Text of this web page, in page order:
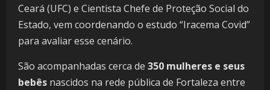
Ceará (UFC) e Cientista Chefe de Proteção Social do
Estado, vem coordenando o estudo “Iracema Covid”
para avaliar esse cenário.
São acompanhadas cerca de 350 mulheres e seus
bebês nascidos na rede pública de Fortaleza entre